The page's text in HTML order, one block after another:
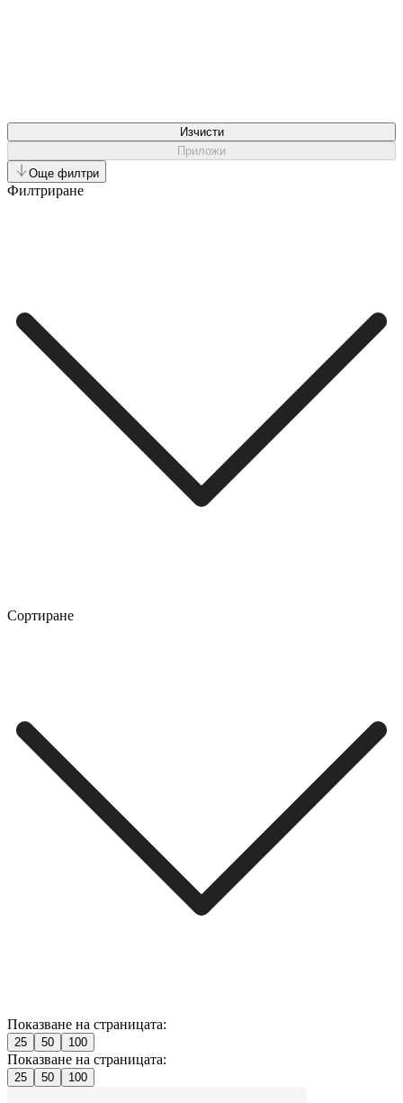
Изчисти
Приложи
Още филтри
Филтриране
Сортиране
Показване на страницата:
25 50 100
Показване на страницата:
25 50 100